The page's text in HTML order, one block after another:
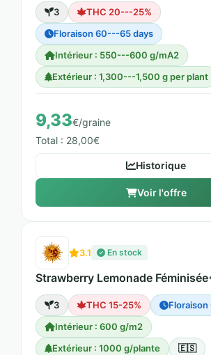
3
THC 20---25%
Floraison 60---65 days
Intérieur : 550---600 g/mA2
Extérieur : 1,300---1,500 g per plant
9,33€/graine
Total : 28,00€
Historique
Voir l'offre
3.1 En stock
Strawberry Lemonade Féminisée
3 THC 15-25%
Intérieur : 600 g/m2
Extérieur : 1000 g/plante
🇪🇸